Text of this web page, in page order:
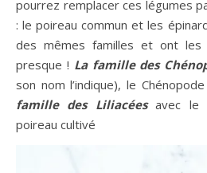
pourrez remplacer ces légumes
: le poireau commun et les
des mêmes familles et ont les
presque ! La famille des
son nom l’indique), le
famille des Liliacéesavec le
poireau cultivé